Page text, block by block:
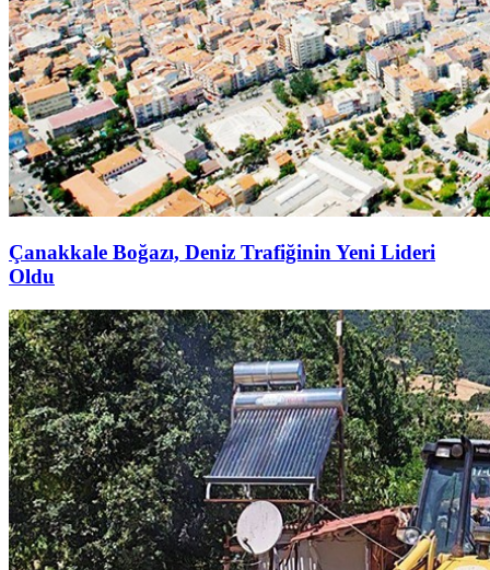
Çanakkale Boğazı, Deniz Trafiğinin Yeni Lideri
Oldu